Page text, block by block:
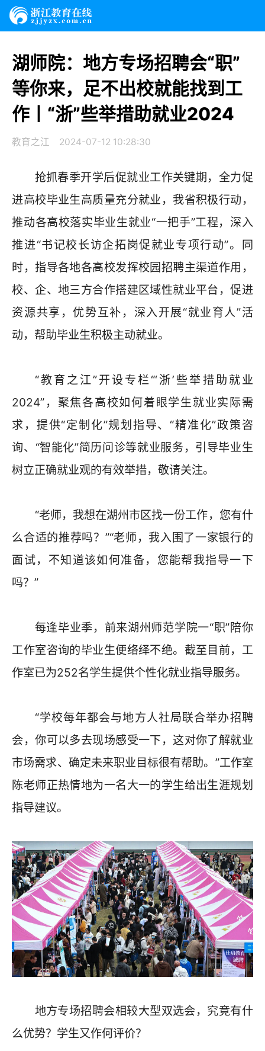
湖师院：地方专场招聘会“职”
等你来，足不出校就能找到工
作丨“浙”些举措助就业2024
教育之江 2024-07-12 10:28:30
抢抓春季开学后促就业工作关键期，全力促
进高校毕业生高质量充分就业，我省积极行动，
推动各高校落实毕业生就业“一把手”工程，深入
推进“书记校长访企拓岗促就业专项行动”。同
时，指导各地各高校发挥校园招聘主渠道作用，
校、企、地三方合作搭建区域性就业平台，促进
资源共享，优势互补，深入开展“就业育人”活
动，帮助毕业生积极主动就业。
“教育之江”开设专栏“‘浙’些举措助就业
2024”，聚焦各高校如何着眼学生就业实际需
求，提供“定制化”规划指导、“精准化”政策咨
询、“智能化”简历问诊等就业服务，引导毕业生
树立正确就业观的有效举措，敬请关注。
“老师，我想在湖州市区找一份工作，您有什
么合适的推荐吗？”“老师，我入围了一家银行的
面试，不知道该如何准备，您能帮我指导一下
吗？”
每逢毕业季，前来湖州师范学院一“职”陪你
工作室咨询的毕业生便络绎不绝。截至目前，工
作室已为252名学生提供个性化就业指导服务。
“学校每年都会与地方人社局联合举办招聘
会，你可以多去现场感受一下，这对你了解就业
市场需求、确定未来职业目标很有帮助。”工作室
陈老师正热情地为一名大一的学生给出生涯规划
指导建议。
地方专场招聘会相较大型双选会，究竟有什
么优势？学生又作何评价？